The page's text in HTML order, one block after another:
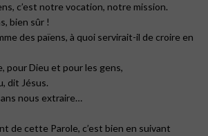
c’est notre vocation, notre mission.
bien sûr !
des païens, à quoi servirait-il de croire en
pour Dieu et pour les gens,
dit Jésus.
nous extraire…
de cette Parole, c’est bien en suivant